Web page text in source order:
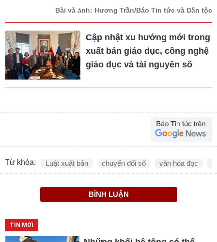
Bài và ảnh: Hương Trần/Báo Tin tức và Dân tộc
Cập nhật xu hướng mới trong
xuất bản giáo dục, công nghệ
giáo dục và tài nguyên số
Từ khóa: Luật xuất bản chuyển đổi số văn hóa đọc
BÌNH LUẬN
TIN MỚI